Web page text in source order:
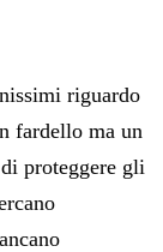
riguardo
fardello ma un
proteggere gli